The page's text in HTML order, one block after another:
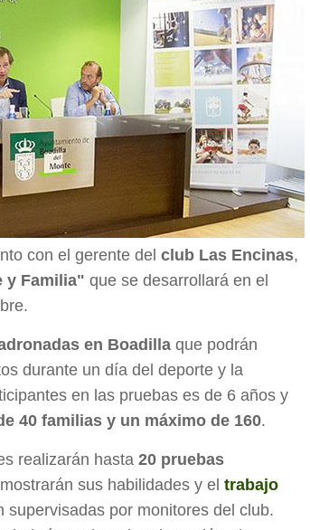
con el gerente del club Las Encinas,
y Familia" que se desarrollará en el
en Boadilla que podrán
durante un día del deporte y la
en las pruebas es de 6 años y
40 familias y un máximo de 160.
realizarán hasta 20 pruebas
sus habilidades y el trabajo
supervisadas por monitores del club.